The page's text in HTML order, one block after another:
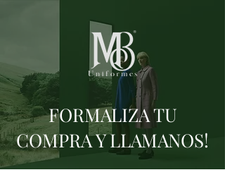
FORMALIZA TU
COMPRA Y LLAMANOS!